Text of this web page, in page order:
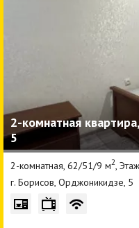
2-комнатная
5
2-комнатная, 62/51/9 м2,
г. Борисов, Орджоникидзе, 5